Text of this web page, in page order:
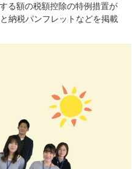
る額の税額控除の特例措置が
納税パンフレットなどを掲載